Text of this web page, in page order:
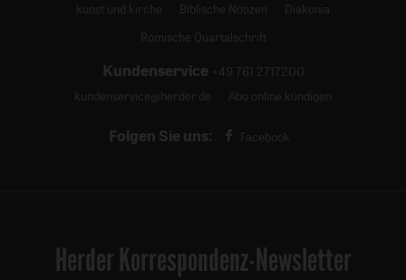
kunst und kirche
Biblische Notizen
Diakonia
Römische Quartalschrift
Kundenservice +49 761 2717200
kundenservice@herder.de
Abo online kündigen
Folgen Sie uns: Facebook
Herder Korrespondenz-Newsletter